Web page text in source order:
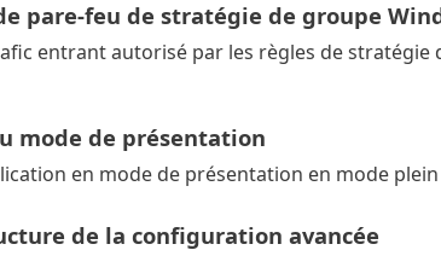
pare-feu de stratégie de groupe
entrant autorisé par les règles de
mode de présentation
en mode de présentation en mode
de la configuration avancée